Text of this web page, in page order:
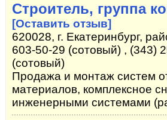
Строитель, группа
[Оставить отзыв]
620028, г. Екатеринбург,
603-50-29 (сотовый) , (343)
(сотовый)
Продажа и монтаж систем
материалов, комплексное
инженерными системами